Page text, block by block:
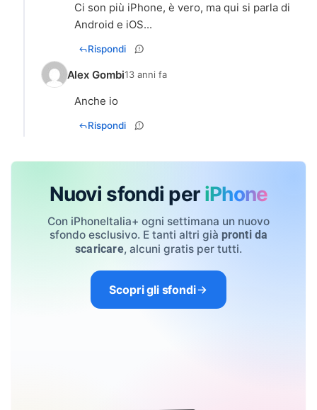
Ci son più iPhone, è vero, ma qui si parla di
Android e iOS...
Rispondi
Alex Gombi13 anni fa
Anche io
Rispondi
Nuovi sfondi per iPhone
Con iPhoneItalia+ ogni settimana un nuovo
sfondo esclusivo. E tanti altri già pronti da
scaricare, alcuni gratis per tutti.
Scopri gli sfondi